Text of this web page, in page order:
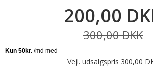
200,00
300,00 DKK
Vejl. udsalgspris 300,00